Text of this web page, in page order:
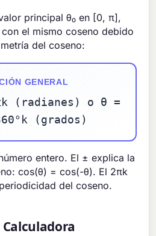
principal θ₀ en [0, π],
el mismo coseno debido
del coseno:
GENERAL
(radianes) o θ =
(grados)
entero. El ± explica la
cos(θ) = cos(-θ). El 2πk
del coseno.